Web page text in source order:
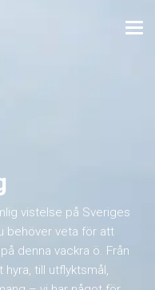
vistelse på Sveriges
behöver veta för att
denna vackra ö. Från
till utflyktsmål,